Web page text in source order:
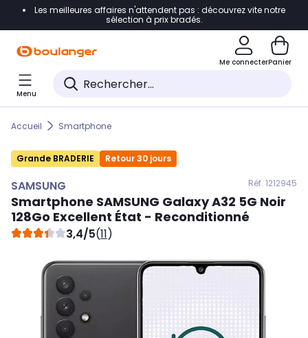
Accéder directement à la navigation
Accéder directement au pied de page
Accéder directement au chatbot
Les meilleures affaires n'attendent pas : découvrez vite notre
sélection à prix bradés.
Me connecterPanier
Menu
Accueil Smartphone
Grande BRADERIE Retour 30 jours
SAMSUNG Réf. 1212945
Smartphone SAMSUNG Galaxy A32 5G Noir
128Go Excellent État - Reconditionné
3,4/5(11)